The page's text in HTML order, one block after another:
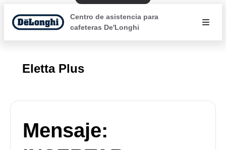
Centro de asistencia para
cafeteras De'Longhi
Eletta Plus
Mensaje: